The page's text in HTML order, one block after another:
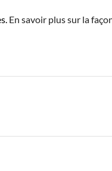
En savoir plus sur la